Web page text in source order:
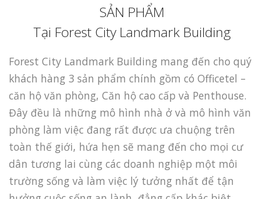
SẢN PHẨM
Tại Forest City Landmark Building
Forest City Landmark Building mang đến cho quý
khách hàng 3 sản phẩm chính gồm có Officetel –
căn hộ văn phòng, Căn hộ cao cấp và Penthouse.
Đây đều là những mô hình nhà ở và mô hình văn
phòng làm việc đang rất được ưa chuộng trên
toàn thế giới, hứa hẹn sẽ mang đến cho mọi cư
dân tương lai cùng các doanh nghiệp một môi
trường sống và làm việc lý tưởng nhất để tận